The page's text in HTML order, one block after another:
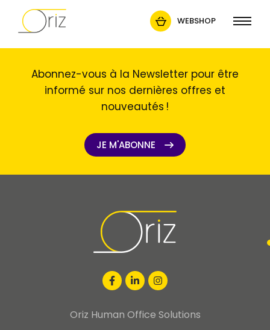
WEBSHOP
Abonnez-vous à la Newsletter pour être
informé sur nos dernières offres et
nouveautés !
JE M'ABONNE
Oriz Human Office Solutions